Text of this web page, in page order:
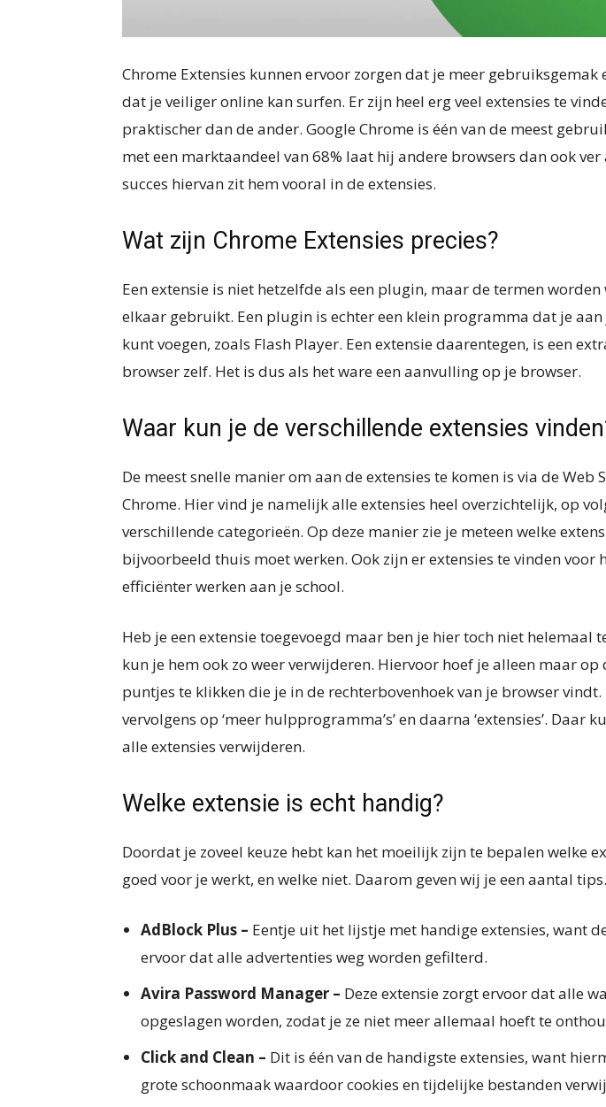
Chrome Extensies kunnen ervoor zorgen dat je meer gebruiksgemak
dat je veiliger online kan surfen. Er zijn heel erg veel extensies te
praktischer dan de ander. Google Chrome is één van de meest
met een marktaandeel van 68% laat hij andere browsers dan ook ver
succes hiervan zit hem vooral in de extensies.
Wat zijn Chrome Extensies precies?
Een extensie is niet hetzelfde als een plugin, maar de termen
elkaar gebruikt. Een plugin is echter een klein programma dat je
kunt voegen, zoals Flash Player. Een extensie daarentegen, is een
browser zelf. Het is dus als het ware een aanvulling op je browser.
Waar kun je de verschillende extensies
De meest snelle manier om aan de extensies te komen is via de Web
Chrome. Hier vind je namelijk alle extensies heel overzichtelijk, op
verschillende categorieën. Op deze manier zie je meteen welke
bijvoorbeeld thuis moet werken. Ook zijn er extensies te vinden voor
efficiënter werken aan je school.
Heb je een extensie toegevoegd maar ben je hier toch niet helemaal
kun je hem ook zo weer verwijderen. Hiervoor hoef je alleen maar op
puntjes te klikken die je in de rechterbovenhoek van je browser
vervolgens op ‘meer hulpprogramma’s’ en daarna ‘extensies’. Daar
alle extensies verwijderen.
Welke extensie is echt handig?
Doordat je zoveel keuze hebt kan het moeilijk zijn te bepalen welke
goed voor je werkt, en welke niet. Daarom geven wij je een aantal tips.
AdBlock Plus – Eentje uit het lijstje met handige extensies, want
ervoor dat alle advertenties weg worden gefilterd.
Avira Password Manager – Deze extensie zorgt ervoor dat alle
opgeslagen worden, zodat je ze niet meer allemaal hoeft te
Click and Clean – Dit is één van de handigste extensies, want
grote schoonmaak waardoor cookies en tijdelijke bestanden